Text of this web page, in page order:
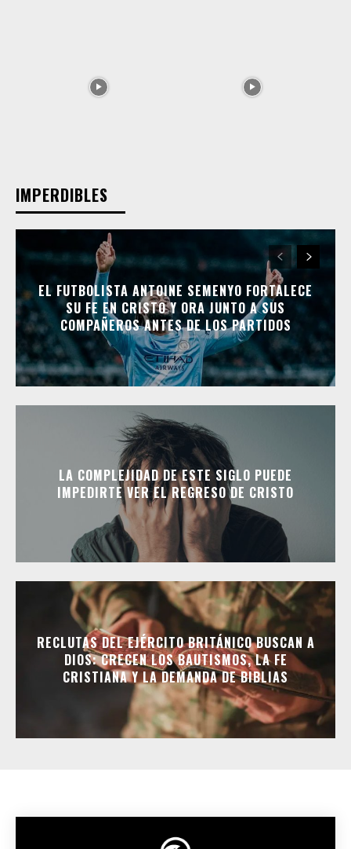
IMPERDIBLES
EL FUTBOLISTA ANTOINE SEMENYO FORTALECE
SU FE EN CRISTO Y ORA JUNTO A SUS
COMPAÑEROS ANTES DE LOS PARTIDOS
LA COMPLEJIDAD DE ESTE SIGLO PUEDE
IMPEDIRTE VER EL REGRESO DE CRISTO
RECLUTAS DEL EJÉRCITO BRITÁNICO BUSCAN A
DIOS: CRECEN LOS BAUTISMOS, LA FE
CRISTIANA Y LA DEMANDA DE BIBLIAS